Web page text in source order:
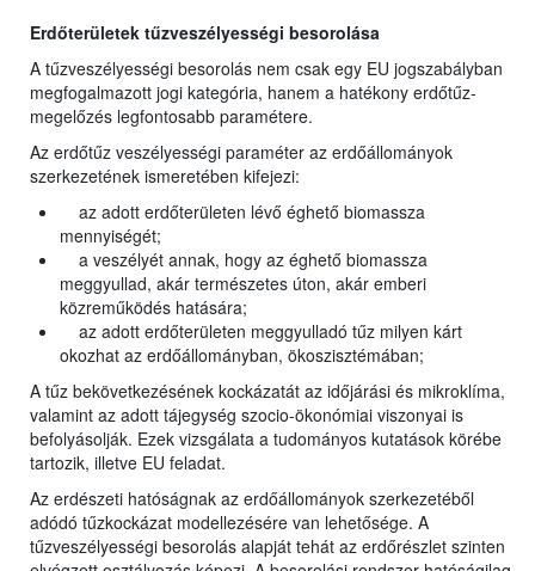
Erdőterületek tűzveszélyességi besorolása
A tűzveszélyességi besorolás nem csak egy EU jogszabályban
megfogalmazott jogi kategória, hanem a hatékony erdőtűz-
megelőzés legfontosabb paramétere.
Az erdőtűz veszélyességi paraméter az erdőállományok
szerkezetének ismeretében kifejezi:
az adott erdőterületen lévő éghető biomassza
mennyiségét;
a veszélyét annak, hogy az éghető biomassza
meggyullad, akár természetes úton, akár emberi
közreműködés hatására;
az adott erdőterületen meggyulladó tűz milyen kárt
okozhat az erdőállományban, ökoszisztémában;
A tűz bekövetkezésének kockázatát az időjárási és mikroklíma,
valamint az adott tájegység szocio-ökonómiai viszonyai is
befolyásolják. Ezek vizsgálata a tudományos kutatások körébe
tartozik, illetve EU feladat.
Az erdészeti hatóságnak az erdőállományok szerkezetéből
adódó tűzkockázat modellezésére van lehetősége. A
tűzveszélyességi besorolás alapját tehát az erdőrészlet szinten